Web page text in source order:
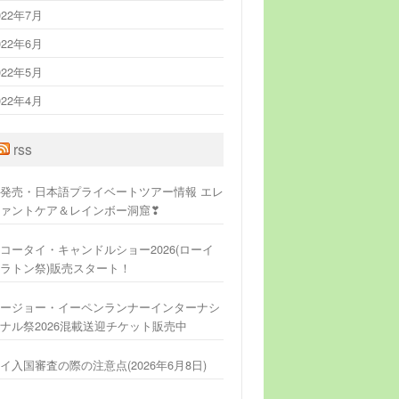
年7月
年6月
年5月
年4月
rss
売・日本語プライベートツアー情報 エレ
ントケア＆レインボー洞窟❣
ータイ・キャンドルショー2026(ローイ
トン祭)販売スタート！
ジョー・イーペンランナーインターナシ
ル祭2026混載送迎チケット販売中
入国審査の際の注意点(2026年6月8日)